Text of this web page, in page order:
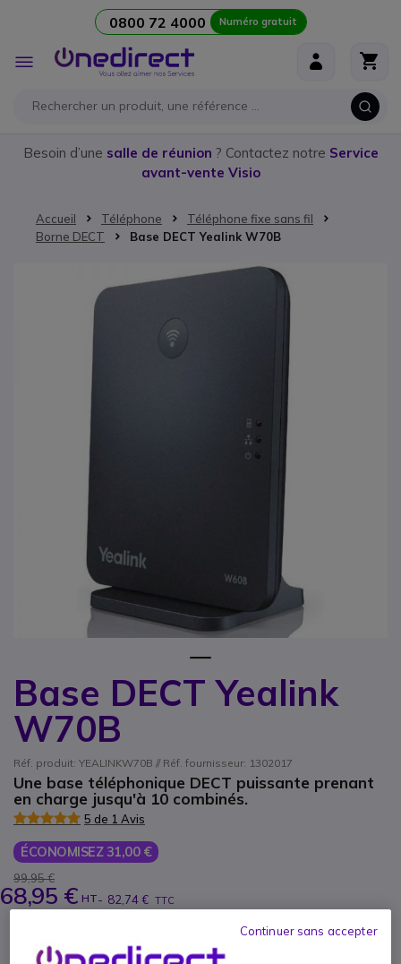
0800 72 4000 Numéro gratuit
Affichage
navigation
Besoin d’une salle de réunion ? Contactez notre Service
avant-vente Visio
Accueil Téléphone
Téléphone fixe sans fil
Borne DECT
Base DECT Yealink W70B
Base DECT Yealink
W70B
Réf. produit: YEALINKW70B // Réf. fournisseur: 1302017
Une base téléphonique DECT puissante prenant
en charge jusqu'à 10 combinés.
5 de 1 Avis
ÉCONOMISEZ 31,00 €
99,95 €
68,95 € HT- 82,74 € TTC
AJOUTER AU PANIER
Passer à la fin de la galerie d’images
Passer au début de la Galerie d’images
Continuer sans accepter